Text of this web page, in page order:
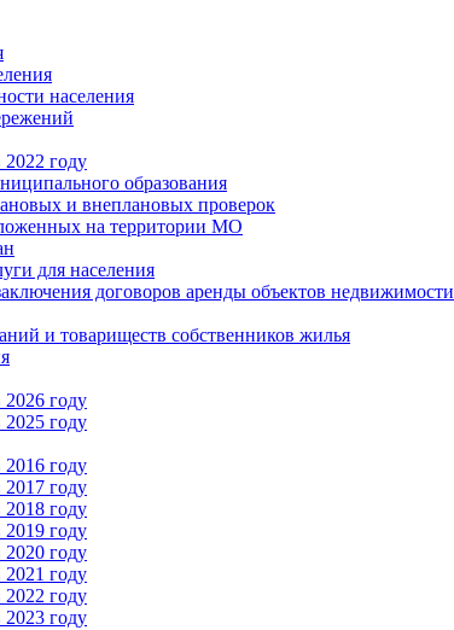
населения
году
образования
и внеплановых проверок
на территории МО
для населения
договоров аренды объектов недвижимости
и товариществ собственников жилья
году
году
году
году
году
году
году
году
году
году